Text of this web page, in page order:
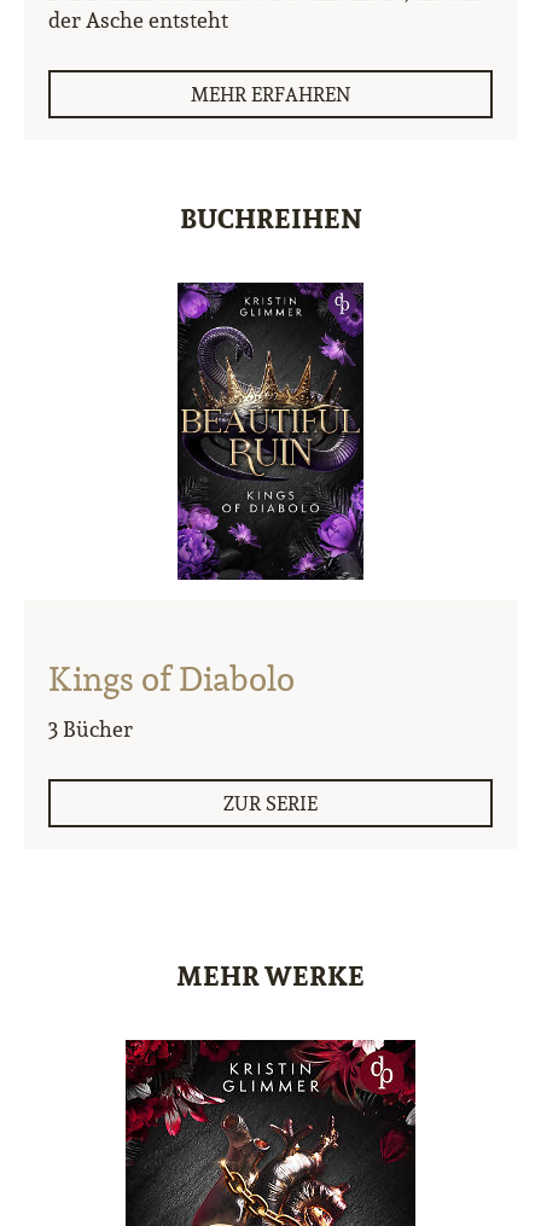
der Asche entsteht
MEHR ERFAHREN
BUCHREIHEN
Kings of Diabolo
3 Bücher
ZUR SERIE
MEHR WERKE